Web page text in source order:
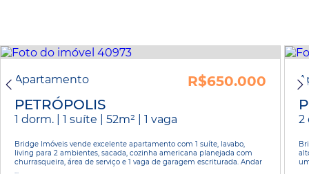
Apartamento
R$650.000
PETRÓPOLIS
1 dorm. | 1 suíte | 52m² | 1 vaga
Bridge Imóveis vende excelente apartamento com 1 suíte, lavabo,
living para 2 ambientes, sacada, cozinha americana planejada com
churrasqueira, área de serviço e 1 vaga de garagem escriturada. Andar
...
2